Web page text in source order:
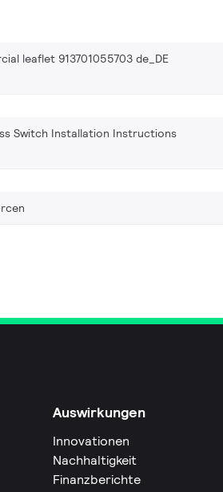
leaflet 913701055703 de_DE
Switch Installation Instructions
Auswirkungen
Innovationen
Nachhaltigkeit
Finanzberichte